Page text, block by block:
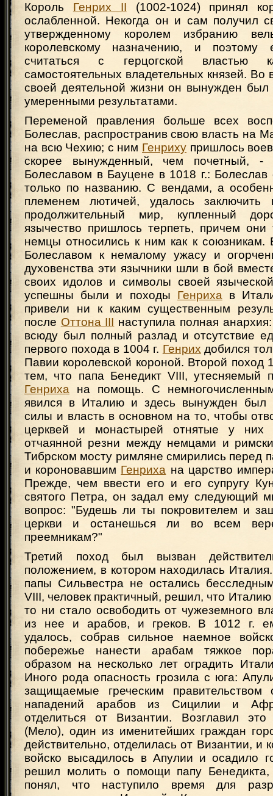
Король Генрих II (1002-1024) принял
ослабленной. Некогда он и сам получил
утвержденному королем избранию
королевскому назначению, и поэтому
считаться с герцогской властью
самостоятельных владетельных князей. Во
своей деятельной жизни он вынужден был
умеренными результатами.
Переменой правления больше всех
Болеслав, распространив свою власть на
на всю Чехию; с ним Генриху пришлось
скорее вынужденный, чем почетный,
Болеславом в Бауцене в 1018 г.: Болеслав
только по названию. С вендами, а
племенем лютичей, удалось
продолжительный мир, купленный
язычество пришлось терпеть, причем они
немцы относились к ним как к
Болеславом к немалому ужасу и
духовенства эти язычники шли в бой
своих идолов и символы своей
успешны были и походы Генриха в
привели ни к каким существенным
после Оттона III наступила полная
всюду был полный разлад и отсутствие
первого похода в 1004 г. Генрих добился
Павии королевской короной. Второй поход
тем, что папа Бенедикт VIII, утесняемый
Генриха на помощь. С
явился в Италию и здесь вынужден был
силы и власть в основном на то, чтобы
церквей и монастырей отнятые у них
отчаянной резни между немцами и
Тибрском мосту римляне смирились перед
и короновавшим Генриха на царство
Прежде, чем ввести его и его супругу
святого Петра, он задал ему следующий
вопрос: "Будешь ли ты покровителем и
церкви и останешься ли во всем
преемникам?"
Третий поход был вызван
положением, в котором находилась
папы Сильвестра не остались
VIII, человек практичный, решил, что
то ни стало освободить от чужеземного
из нее и арабов, и греков. В 1012 г.
удалось, собрав сильное наемное
побережье нанести арабам тяжкое
образом на несколько лет оградить
Иного рода опасность грозила с юга:
защищаемые греческим правительством
нападений арабов из Сицилии и
отделиться от Византии. Возглавил
(Мело), один из именитейших граждан
действительно, отделилась от Византии, и
войско высадилось в Апулии и осадило
решил молить о помощи папу Бенедикта,
понял, что наступило время для